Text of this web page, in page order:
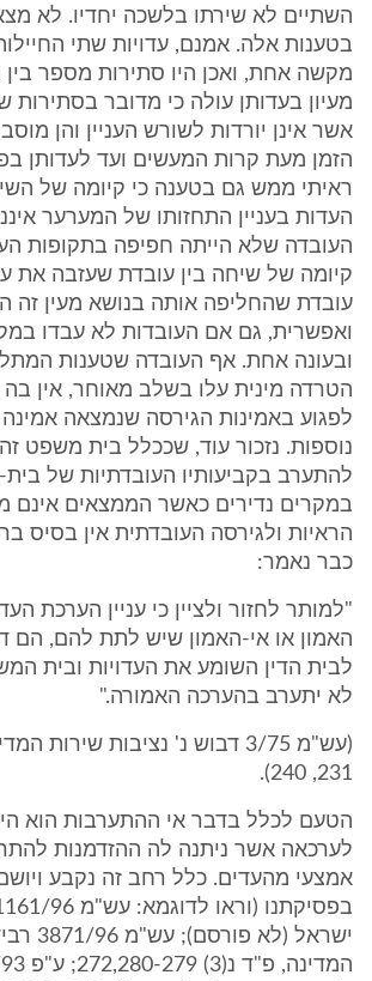
השתיים לא שירתו בלשכה יחדיו. לא
בטענות אלה. אמנם, עדויות שתי
מקשה אחת, ואכן היו סתירות מספר בין
מעיון בעדותן עולה כי מדובר בסתירות
אשר אינן יורדות לשורש העניין והן
הזמן מעת קרות המעשים ועד לעדותן
ראיתי ממש גם בטענה כי קיומה של
העדות בעניין התחזותו של המערער
העובדה שלא הייתה חפיפה בתקופות
קיומה של שיחה בין עובדת שעזבה את
עובדת שהחליפה אותה בנושא מעין זה
ואפשרית, גם אם העובדות לא עבדו
ובעונה אחת. אף העובדה שטענות
הטרדה מינית עלו בשלב מאוחר, אין
לפגוע באמינות הגירסה שנמצאה
נוספות. נזכור עוד, שככלל בית משפט זה
להתערב בקביעותיו העובדתיות של
במקרים נדירים כאשר הממצאים אינם
הראיות ולגירסה העובדתית אין בסיס
כבר נאמר:
"למותר לחזור ולציין כי עניין הערכת
האמון או אי-האמון שיש לתת להם, הם
לבית הדין השומע את העדויות ובית
לא יתערב בהערכה האמורה."
231, 240).
הטעם לכלל בדבר אי ההתערבות הוא
לערכאה אשר ניתנה לה ההזדמנות
אמצעי מהעדים. כלל רחב זה נקבע
ישראל